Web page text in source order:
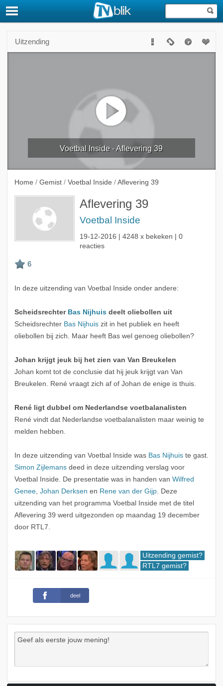
Uitzending
Voetbal Inside - Aflevering 39
Home / Gemist / Voetbal Inside / Aflevering 39
Aflevering 39
Voetbal Inside
19-12-2016 | 4248 x bekeken | 0
reacties
In deze uitzending van Voetbal Inside onder andere:
Scheidsrechter Bas Nijhuisdeelt oliebollen uit
Scheidsrechter Bas Nijhuiszit in het publiek en heeft
oliebollen bij zich. Maar heeft Bas wel genoeg oliebollen?
Johan krijgt jeuk bij het zien van Van Breukelen
Johan komt tot de conclusie dat hij jeuk krijgt van Van
Breukelen. René vraagt zich af of Johan de enige is thuis.
René ligt dubbel om Nederlandse voetbalanalisten
René vindt dat Nederlandse voetbalanalisten maar weinig te
melden hebben.
In deze uitzending van Voetbal Inside was Bas Nijhuiste gast.
Simon Zijlemansdeed in deze uitzending verslag voor
Voetbal Inside. De presentatie was in handen van Wilfred
Genee, Johan Derksen en Rene van der Gijp. Deze
uitzending van het programma Voetbal Inside met de titel
Aflevering 39 werd uitgezonden op maandag 19 december
door RTL7.
Uitzending gemist?
RTL7 gemist?
deel